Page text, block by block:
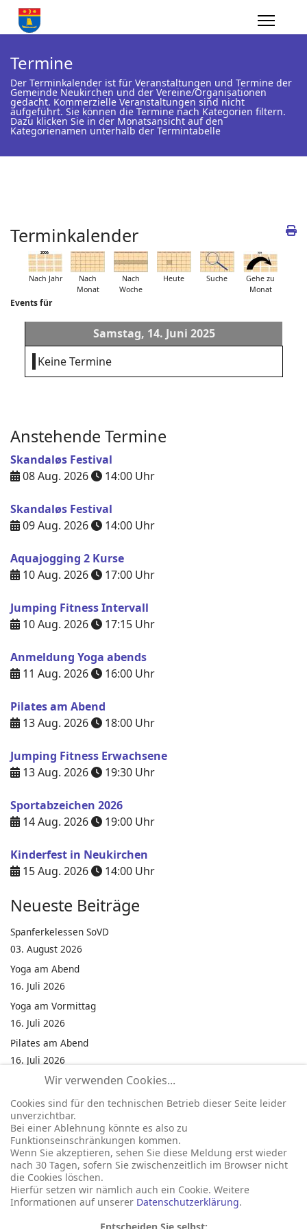
Termine
Der Terminkalender ist für Veranstaltungen und Termine der
Gemeinde Neukirchen und der Vereine/Organisationen
gedacht. Kommerzielle Veranstaltungen sind nicht
aufgeführt. Sie können die Termine nach Kategorien filtern.
Dazu klicken Sie in der Monatsansicht auf den
Kategorienamen unterhalb der Termintabelle
Terminkalender
Nach Jahr
Nach
Monat
Nach
Woche
Heute Suche
Gehe zu
Monat
Events für
Samstag, 14. Juni 2025
Keine Termine
Anstehende Termine
Skandaløs Festival
08 Aug. 2026
14:00 Uhr
Skandaløs Festival
09 Aug. 2026
14:00 Uhr
Aquajogging 2 Kurse
10 Aug. 2026
17:00 Uhr
Jumping Fitness Intervall
10 Aug. 2026
17:15 Uhr
Anmeldung Yoga abends
11 Aug. 2026
16:00 Uhr
Pilates am Abend
13 Aug. 2026
18:00 Uhr
Jumping Fitness Erwachsene
13 Aug. 2026
19:30 Uhr
Sportabzeichen 2026
14 Aug. 2026
19:00 Uhr
Kinderfest in Neukirchen
15 Aug. 2026
14:00 Uhr
Neueste Beiträge
Spanferkelessen SoVD
03. August 2026
Yoga am Abend
16. Juli 2026
Yoga am Vormittag
16. Juli 2026
Pilates am Abend
16. Juli 2026
Jumping Fitness Intervall
16. Juli 2026
Jumping Fitness Erwachsene
16. Juli 2026
Kinderfest in Neukirchen
16. Juli 2026
Wir verwenden Cookies...
Cookies sind für den technischen Betrieb dieser Seite leider
unverzichtbar.
Bei einer Ablehnung könnte es also zu
Funktionseinschränkungen kommen.
Wenn Sie akzeptieren, sehen Sie diese Meldung erst wieder
nach 30 Tagen, sofern Sie zwischenzeitlich im Browser nicht
die Cookies löschen.
Hierfür setzen wir nämlich auch ein Cookie. Weitere
Informationen auf unserer Datenschutzerklärung.